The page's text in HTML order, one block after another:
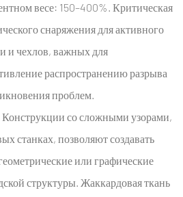
весе: 150–400%. Критическая
снаряжения для активного
и чехлов, важных для
распространению разрыва
проблем.
Конструкции со сложными узорами,
станках, позволяют создавать
или графические
структуры. Жаккардовая ткань